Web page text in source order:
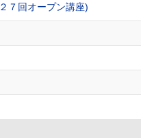
７回オープン講座)